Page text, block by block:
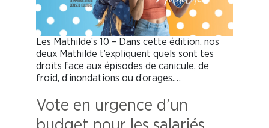
Les Mathilde’s 10 – Dans cette édition, nos
deux Mathilde t’expliquent quels sont tes
droits face aux épisodes de canicule, de
froid, d’inondations ou d’orages.…
Vote en urgence d’un